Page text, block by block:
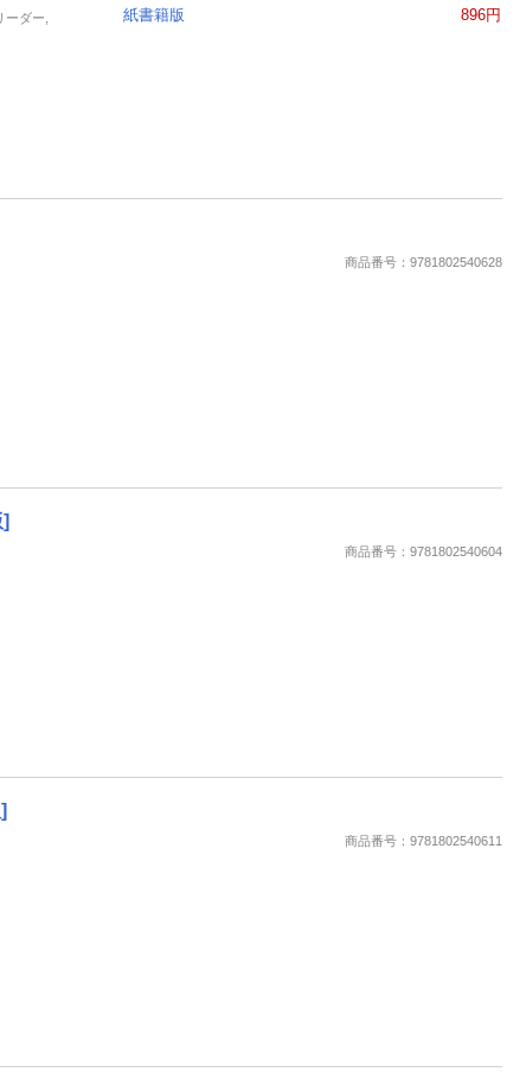
ダー,
紙書籍版 896円
商品番号：9781802540628
商品番号：9781802540604
商品番号：9781802540611